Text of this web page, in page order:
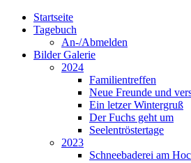
Startseite
Tagebuch
An-/Abmelden
Bilder Galerie
2024
Familientreffen
Neue Freunde und
Ein letzer Wintergruß
Der Fuchs geht um
Seelentröstertage
2023
Schneebaderei am